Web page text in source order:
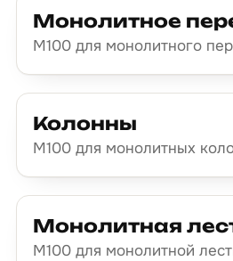
Монолитное
М100 для монолитного
Колонны
М100 для монолитных
Монолитная
М100 для монолитной